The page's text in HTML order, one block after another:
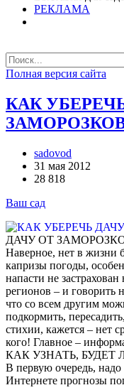
РЕКЛАМА
Полная версия сайта
КАК
sadovod
31 мая 2012
28 818
Ваш сад
ДАЧУ ОТ
Наверное, нет в жизни
капризы погоды,
напасти не
регионов – и говорить
что со всем другим
подкормить,
стихии, кажется – нет
кого! Главное –
КАК УЗНАТЬ, БУДЕТ
В первую очередь,
Интернете прогнозы